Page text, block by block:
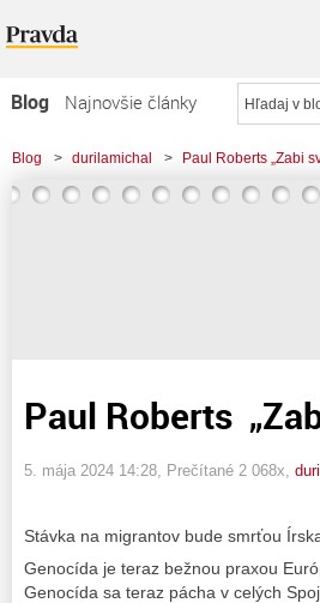
Blog
Najnovšie články
Najčítanejšie články
Najkomentovanejšie články
Blog > durilamichal > Paul Roberts „Zabi
Paul Roberts
5. mája 2024 14:28 , Prečítané 2 068x,
Stávka na migrantov bude smrťou
Genocída je teraz bežnou praxou
Genocída sa teraz pácha v celých